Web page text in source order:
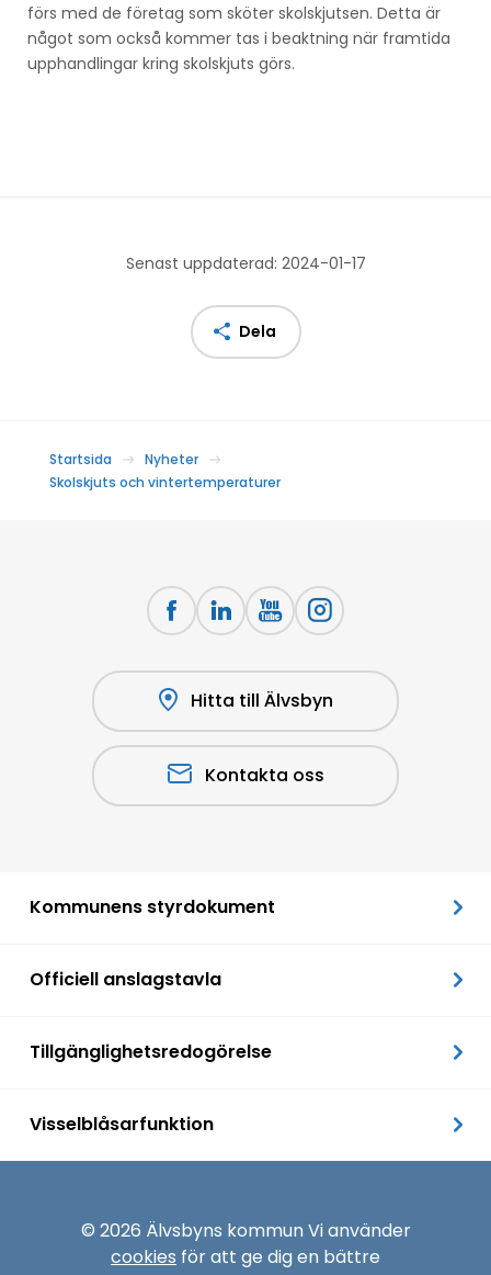
förs med de företag som sköter skolskjutsen. Detta är
något som också kommer tas i beaktning när framtida
upphandlingar kring skolskjuts görs.
Senast uppdaterad: 2024-01-17
Dela
Startsida
Nyheter
Skolskjuts och vintertemperaturer
Hitta till Älvsbyn
Kontakta oss
Kommunens styrdokument
Officiell anslagstavla
Tillgänglighetsredogörelse
Visselblåsarfunktion
© 2026 Älvsbyns kommun Vi använder
cookies för att ge dig en bättre